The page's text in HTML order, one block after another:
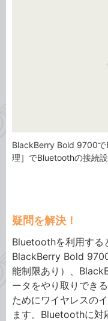
BlackBerry Bold 9700で
理］でBluetoothの接続設
疑問を解決！
Bluetoothを利用する
BlackBerry Bold
能制限あり）、
ータをやり取りでき
ためにワイヤレスの
ます。Bluetoothに対